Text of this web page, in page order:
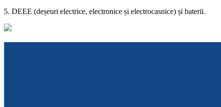
5. DEEE (deșeuri electrice, electronice și electrocasnice) și baterii.